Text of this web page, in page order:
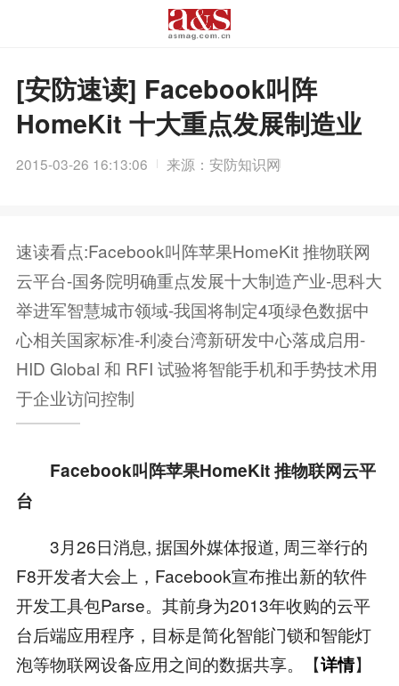
[安防速读] Facebook叫阵
HomeKit 十大重点发展制造业
2015-03-26 16:13:06 来源：安防知识网
速读看点:Facebook叫阵苹果HomeKit 推物联网
云平台-国务院明确重点发展十大制造产业-思科大
举进军智慧城市领域-我国将制定4项绿色数据中
心相关国家标准-利凌台湾新研发中心落成启用-
HID Global 和 RFI 试验将智能手机和手势技术用
于企业访问控制
Facebook叫阵苹果HomeKit 推物联网云平
台
3月26日消息, 据国外媒体报道, 周三举行的
F8开发者大会上，Facebook宣布推出新的软件
开发工具包Parse。其前身为2013年收购的云平
台后端应用程序，目标是简化智能门锁和智能灯
泡等物联网设备应用之间的数据共享。【详情】